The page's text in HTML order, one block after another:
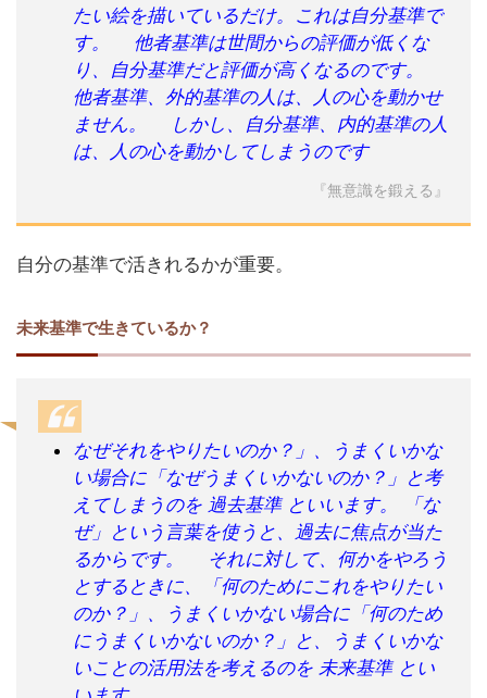
たい絵を描いているだけ。これは自分基準で
す。 他者基準は世間からの評価が低くな
り、自分基準だと評価が高くなるのです。
他者基準、外的基準の人は、人の心を動かせ
ません。 しかし、自分基準、内的基準の人
は、人の心を動かしてしまうのです
『無意識を鍛える』
自分の基準で活きれるかが重要。
未来基準で生きているか？
なぜそれをやりたいのか？」、うまくいかな
い場合に「なぜうまくいかないのか？」と考
えてしまうのを 過去基準 といいます。 「な
ぜ」という言葉を使うと、過去に焦点が当た
るからです。 それに対して、何かをやろう
とするときに、「何のためにこれをやりたい
のか？」、うまくいかない場合に「何のため
にうまくいかないのか？」と、うまくいかな
いことの活用法を考えるのを 未来基準 とい